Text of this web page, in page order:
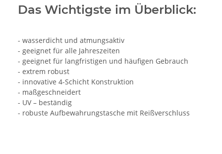
Das Wichtigste im Überblick:
- wasserdicht und atmungsaktiv
- geeignet für alle Jahreszeiten
- geeignet für langfristigen und häufigen Gebrauch
- extrem robust
- innovative 4-Schicht Konstruktion
- maßgeschneidert
- UV – beständig
- robuste Aufbewahrungstasche mit Reißverschluss